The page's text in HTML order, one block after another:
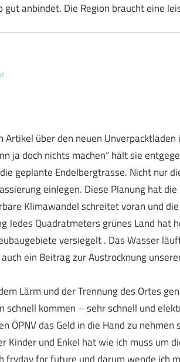
anbindet. Die Region braucht eine
Artikel über den neuen
ja doch nichts machen“ hält sie
geplante Endelbergtrasse. Nicht nur
einlegen. Diese Planung hat
Klimawandel schreitet voran und
Jedes Quadratmeters grünes Land hat
versiegelt . Das Wasser
ein Beitrag zur Austrocknung
Lärm und der Trennung des Ortes
schnell kommen – sehr schnell und
ÖPNV das Geld in die Hand zu
Kinder und Enkel hat wie ich muss um